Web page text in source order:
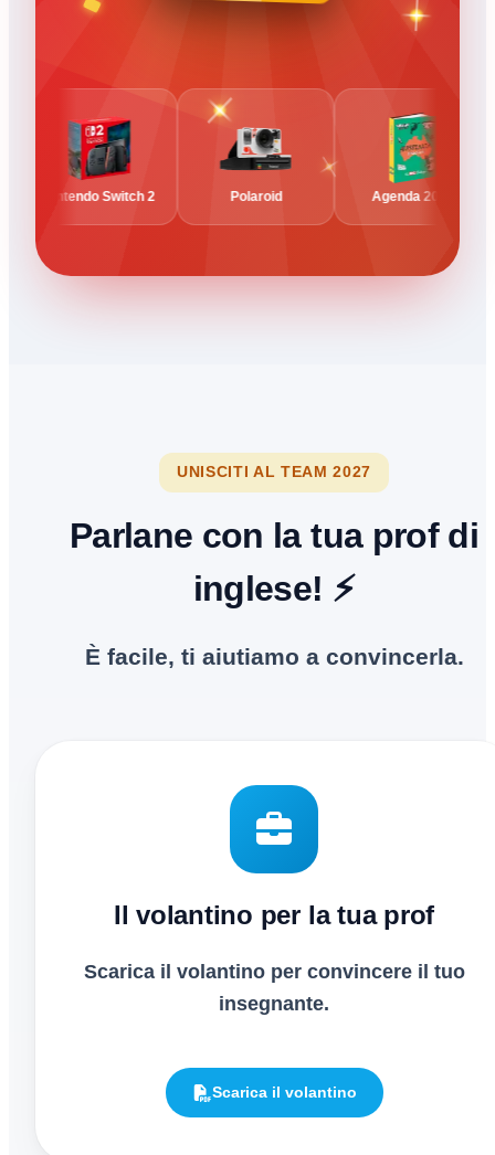
Nintendo Switch 2 Polaroid Agenda 2027
UNISCITI AL TEAM 2027
Parlane con la tua prof di
inglese! ⚡
È facile, ti aiutiamo a convincerla.
Il volantino per la tua prof
Scarica il volantino per convincere il tuo
insegnante.
Scarica il volantino